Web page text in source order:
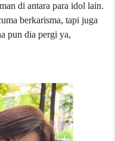
di antara para idol lain.
berkarisma, tapi juga
pun dia pergi ya,